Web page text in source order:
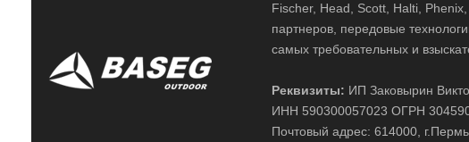
Fischer, Head, Scott, Halti,
партнеров, передовые
самых требовательных и
Реквизиты: ИП Заковырин
ИНН 590300057023 ОГРН
Почтовый адрес: 614000,